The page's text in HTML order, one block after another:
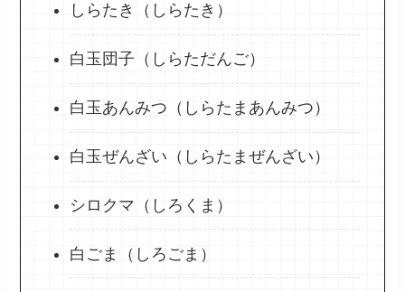
しらたき（しらたき）
白玉団子（しらただんご）
白玉あんみつ（しらたまあんみつ）
白玉ぜんざい（しらたまぜんざい）
シロクマ（しろくま）
白ごま（しろごま）